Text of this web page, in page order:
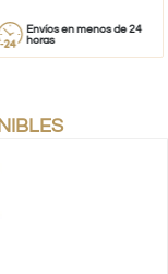
Envíos en menos de 24
horas